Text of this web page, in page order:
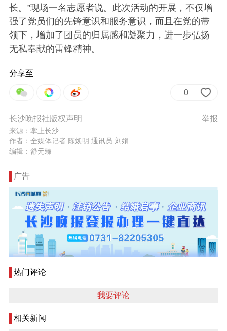
长。”现场一名志愿者说。此次活动的开展，不仅增
强了党员们的先锋意识和服务意识，而且在党的带
领下，增加了团员的归属感和凝聚力，进一步弘扬
无私奉献的雷锋精神。
分享至
0
举报
长沙晚报社版权声明
来源：掌上长沙
作者：全媒体记者 陈焕明 通讯员 刘娟
编辑：舒元臻
广告
热门评论
我要评论
相关新闻